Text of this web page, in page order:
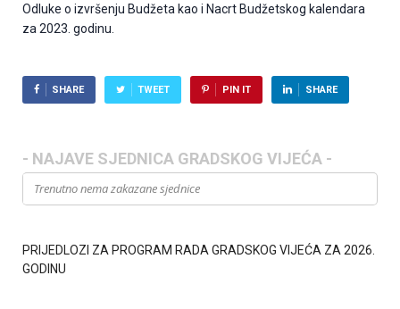
Odluke o izvršenju Budžeta kao i Nacrt Budžetskog kalendara
za 2023. godinu.
SHARE TWEET PIN IT SHARE
- NAJAVE SJEDNICA GRADSKOG VIJEĆA -
Trenutno nema zakazane sjednice
PRIJEDLOZI ZA PROGRAM RADA GRADSKOG VIJEĆA ZA 2026.
GODINU